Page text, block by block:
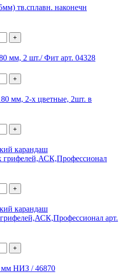
тв.сплавн. наконечн
+
мм, 2 шт./ Фит арт. 04328
+
мм, 2-х цветные, 2шт. в
+
карандаш
+
карандаш
арт.
+
мм НИЗ / 46870